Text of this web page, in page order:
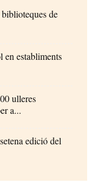
de
establiments
ulleres
a...
edició del